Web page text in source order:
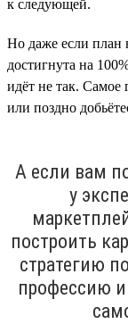
к следующей.
Но даже если план
достигнута на
идёт не так. Самое
или поздно
А если вам
у
построить
стратегию
профессию